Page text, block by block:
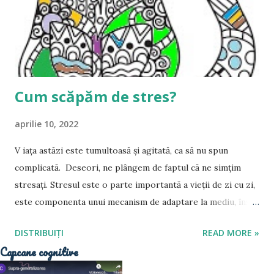
în capcana catastrofizării sau a blocării acţiunilor de
îmbunătăţire a situaţiei. Simptomele anxietăţii se asociază
în foarte multe cazuri cu cele ale fobiilor şi ale depresiei. P...
Cum scăpăm de stres?
aprilie 10, 2022
V iaţa astăzi este tumultoasă şi agitată, ca să nu spun
complicată. Deseori, ne plângem de faptul că ne simţim
stresaţi. Stresul este o parte importantă a vieţii de zi cu zi,
este componenta unui mecanism de adaptare la mediu, însă,
confruntăm cu probleme dificile sau pur şi simplu avem
prea multe de rezolvat, apare stresul excesiv care ne
afectează starea de bine, sănătatea fizică şi psihică.
DISTRIBUIȚI READ MORE »
Capcane cognitive